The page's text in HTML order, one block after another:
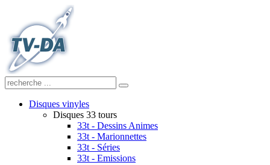
Disques vinyles
Disques 33 tours
33t - Dessins Animes
33t - Marionnettes
33t - Séries
33t - Emissions